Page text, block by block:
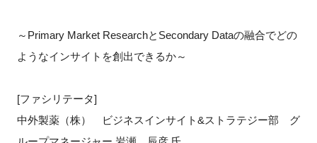
～Primary Market ResearchとSecondary Dataの融合でどの
ようなインサイトを創出できるか～
[ファシリテータ]
中外製薬（株） ビジネスインサイト&ストラテジー部 グ